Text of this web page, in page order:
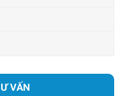
VẤN